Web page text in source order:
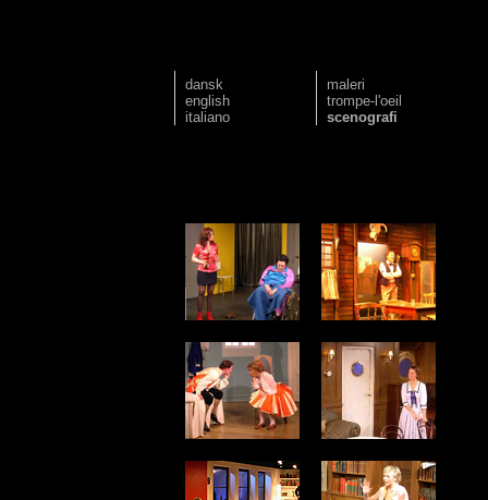
dansk
english
italiano
maleri
trompe-l'oeil
scenografi